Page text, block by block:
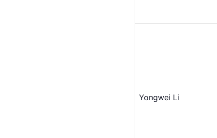
Yongwei Li